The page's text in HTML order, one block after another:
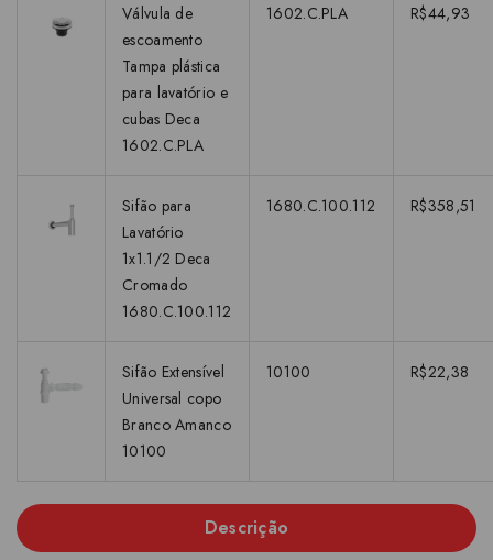
Válvula de
escoamento
Tampa plástica
para lavatório e
cubas Deca
1602.C.PLA
1602.C.PLA R$44,93
Sifão para
Lavatório
1x1.1/2 Deca
Cromado
1680.C.100.112
1680.C.100.112 R$358,51
Sifão Extensível
Universal copo
Branco Amanco
10100
10100 R$22,38
Descrição